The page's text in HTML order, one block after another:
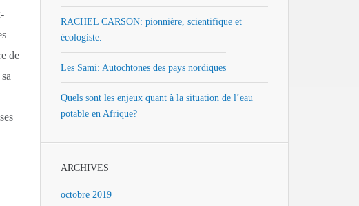
de
RACHEL CARSON: pionnière, scientifique et
écologiste.
Les Sami: Autochtones des pays nordiques
Quels sont les enjeux quant à la situation de l’eau
potable en Afrique?
ARCHIVES
octobre 2019